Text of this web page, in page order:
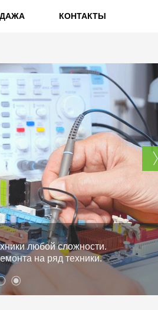
КОНТАКТЫ
любой сложности.
на ряд техники.